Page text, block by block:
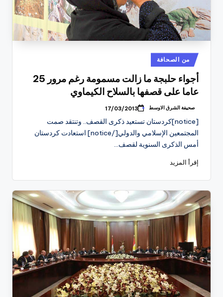
نُشر
في
من الصحافة
أجواء حلبجة ما زالت مسمومة رغم مرور 25
عاما على قصفها بالسلاح الكيماوي
تمّ
بواسطة
صحيفة الشرق الاوسط 17/03/2013
[notice]كردستان تستعيد ذكرى القصف.. وتنتقد صمت
المجتمعين الإسلامي والدولي[/notice] استعادت كردستان
أمس الذكرى السنوية لقصف…
إقرأ المزيد